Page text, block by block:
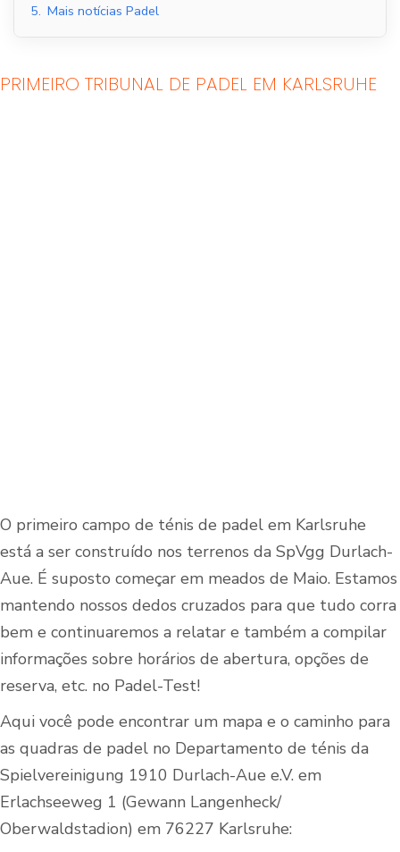
5. Mais notícias Padel
PRIMEIRO TRIBUNAL DE PADEL EM KARLSRUHE
O primeiro campo de ténis de padel em Karlsruhe
está a ser construído nos terrenos da SpVgg Durlach-
Aue. É suposto começar em meados de Maio. Estamos
mantendo nossos dedos cruzados para que tudo corra
bem e continuaremos a relatar e também a compilar
informações sobre horários de abertura, opções de
reserva, etc. no Padel-Test!
Aqui você pode encontrar um mapa e o caminho para
as quadras de padel no Departamento de ténis da
Spielvereinigung 1910 Durlach-Aue e.V. em
Erlachseeweg 1 (Gewann Langenheck/
Oberwaldstadion) em 76227 Karlsruhe: